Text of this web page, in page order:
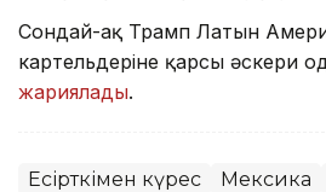
Сондай-ақ Трамп Латын
картельдеріне қарсы әскери
жариялады.
Есірткімен күрес Мексика